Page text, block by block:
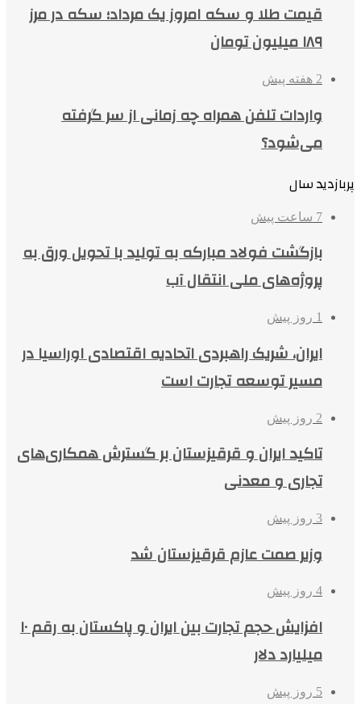
قیمت طلا و سکه امروز یک مرداد؛ سکه در مرز
۱۸۹ میلیون تومان
2 هفته پیش
واردات تلفن همراه چه زمانی از سر گرفته
می‌شود؟
پربازدید سال
7 ساعت پیش
بازگشت فولاد مبارکه به تولید با تحویل ورق به
پروژه‌های ملی انتقال آب
1 روز پیش
ایران، شریک راهبردی اتحادیه اقتصادی اوراسیا در
مسیر توسعه تجارت است
2 روز پیش
تاکید ایران و قرقیزستان بر گسترش همکاری‌های
تجاری و معدنی
3 روز پیش
وزیر صمت عازم قرقیزستان شد
4 روز پیش
افزایش حجم تجارت بین ایران و پاکستان به رقم ۱۰
میلیارد دلار
5 روز پیش